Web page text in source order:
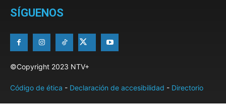
SÍGUENOS
©Copyright 2023 NTV+
Código de ética - Declaración de accesibilidad - Directorio